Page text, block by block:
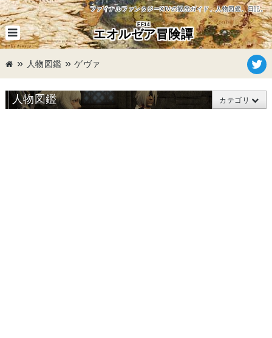
ファイナルファンタジーXIVの観光ガイド、人物図鑑、日記。
FF14
エオルゼア冒険譚
人物図鑑 ゲヴァ
人物図鑑 カテゴリ